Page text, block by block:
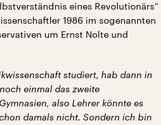
eines Revolutionärs“
1986 im sogenannten
um Ernst Nolte und
studiert, hab dann in
einmal das zweite
also Lehrer könnte es
damals nicht. Sondern ich bin